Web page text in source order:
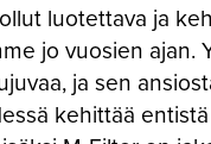
luotettava ja
jo vuosien ajan.
ja sen
kehittää